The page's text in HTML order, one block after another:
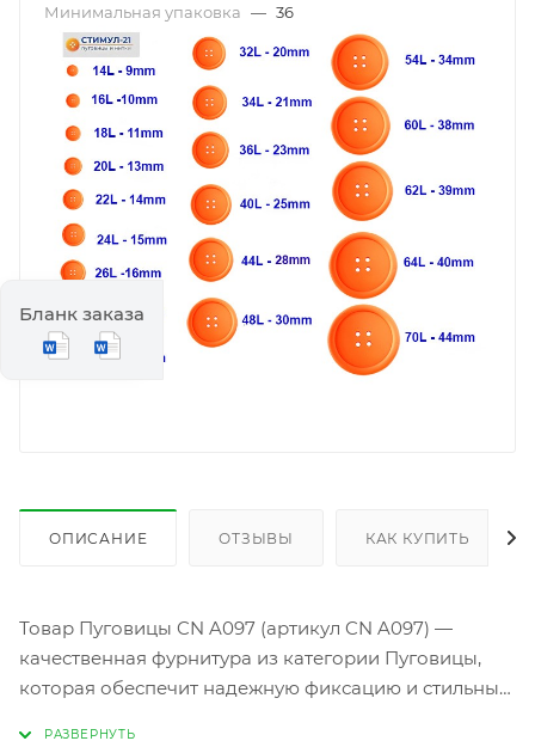
Минимальная упаковка — 36
ОПИСАНИЕ ОТЗЫВЫ КАК КУПИТЬ
Товар Пуговицы CN A097 (артикул CN A097) —
качественная фурнитура из категории Пуговицы,
которая обеспечит надежную фиксацию и стильный
Бланк заказа